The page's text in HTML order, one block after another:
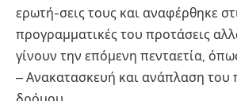
ερωτή-σεις τους και αναφέρθηκε
προγραμματικές του προτάσεις
γίνουν την επόμενη πενταετία,
– Ανακατασκευή και ανάπλαση του